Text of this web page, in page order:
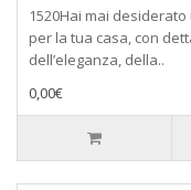
1520Hai mai
per la tua casa, con
dell’eleganza, della..
0,00€